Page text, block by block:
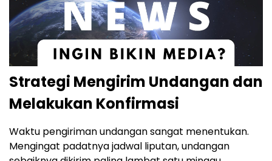
Strategi Mengirim Undangan dan
Melakukan Konfirmasi
Waktu pengiriman undangan sangat menentukan.
Mengingat padatnya jadwal liputan, undangan